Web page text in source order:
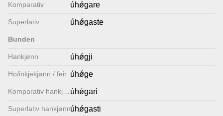
Komparativ úhǿgare
Superlativ úhǿgaste
Bunden
Hankjønn úhǿgji
Ho/inkjekjønn / feirtal
úhǿge
úhǿgari
Superlativ hankjønnúhǿgasti